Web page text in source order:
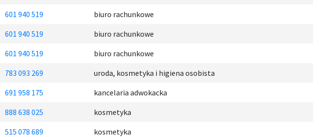
601 940 519
biuro rachunkowe
601 940 519
biuro rachunkowe
601 940 519
biuro rachunkowe
783 093 269
uroda, kosmetyka i higiena osobista
691 958 175
kancelaria adwokacka
888 638 025
kosmetyka
515 078 689
kosmetyka